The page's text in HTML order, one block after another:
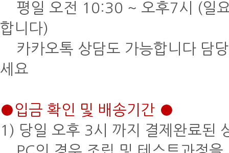
평일 오전 10:30 ~ 오후7시 (일
합니다)
카카오톡 상담도 가능합니다 담
세요
●입금 확인 및 배송기간 ●
1) 당일 오후 3시 까지 결제완료된